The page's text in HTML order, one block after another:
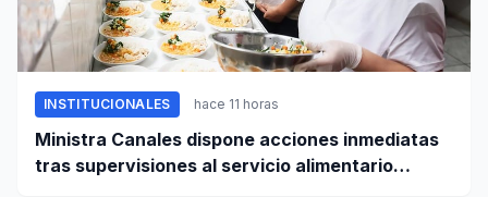
INSTITUCIONALES hace 11 horas
Ministra Canales dispone acciones inmediatas
tras supervisiones al servicio alimentario